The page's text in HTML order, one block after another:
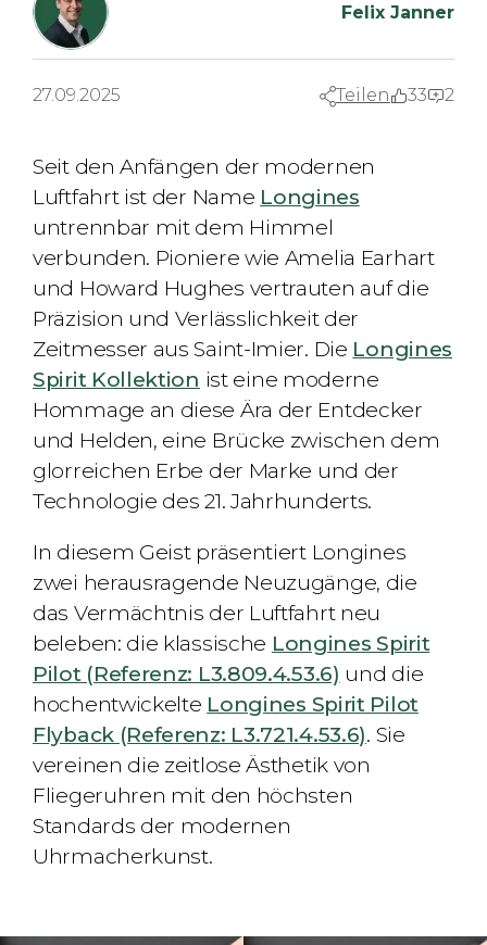
Felix Janner
27.09.2025 Teilen 33 2
Seit den Anfängen der modernen
Luftfahrt ist der Name Longines
untrennbar mit dem Himmel
verbunden. Pioniere wie Amelia Earhart
und Howard Hughes vertrauten auf die
Präzision und Verlässlichkeit der
Zeitmesser aus Saint-Imier. Die Longines
Spirit Kollektion ist eine moderne
Hommage an diese Ära der Entdecker
und Helden, eine Brücke zwischen dem
glorreichen Erbe der Marke und der
Technologie des 21. Jahrhunderts.
In diesem Geist präsentiert Longines
zwei herausragende Neuzugänge, die
das Vermächtnis der Luftfahrt neu
beleben: die klassische Longines Spirit
Pilot (Referenz: L3.809.4.53.6) und die
hochentwickelte Longines Spirit Pilot
Flyback (Referenz: L3.721.4.53.6). Sie
vereinen die zeitlose Ästhetik von
Fliegeruhren mit den höchsten
Standards der modernen
Uhrmacherkunst.